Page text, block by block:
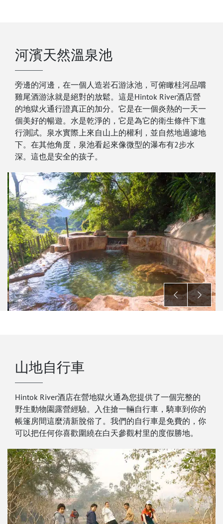
河濱天然溫泉池
旁邊的河邊，在一個人造岩石游泳池，可俯瞰桂河品嚐
雞尾酒游泳就是絕對的放鬆。這是Hintok River酒店營
的地獄火通行證真正的加分。它是在一個炎熱的一天一
個美好的暢遊。水是乾淨的，它是為它的衛生條件下進
行測試。泉水實際上來自山上的權利，並自然地過濾地
下。在其他角度，泉池看起來像微型的瀑布有2步水
深。這也是安全的孩子。
山地自行車
Hintok River酒店在營地獄火通為您提供了一個完整的
野生動物園露營經驗。入住搶一輛自行車，騎車到你的
帳篷房間這麼清新脫俗了。我們的自行車是免費的，你
可以把任何你喜歡圍繞在白天參觀村里的度假勝地。